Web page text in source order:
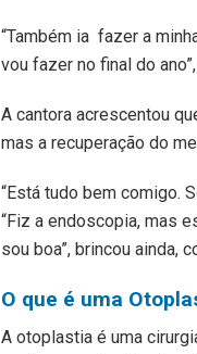
“Também ia fazer a
vou fazer no final do
A cantora acrescentou
mas a recuperação do
“Está tudo bem comigo.
“Fiz a endoscopia, mas
sou boa”, brincou ainda,
O que é uma
A otoplastia é uma